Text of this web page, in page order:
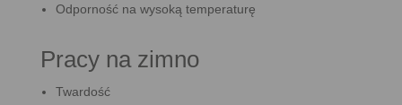
Odporność na wysoką temperaturę
Pracy na zimno
Twardość